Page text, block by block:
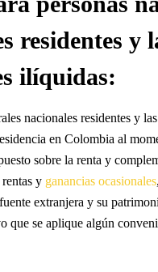
residentes y
ilíquidas:
nacionales residentes y
en Colombia al
sobre la renta y
y ganancias ocasionales
extranjera y su
que se aplique algún